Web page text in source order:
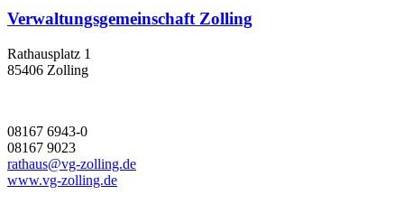
Verwaltungsgemeinschaft Zolling
Rathausplatz 1
85406 Zolling
08167 6943-0
08167 9023
rathaus@vg-zolling.de
www.vg-zolling.de